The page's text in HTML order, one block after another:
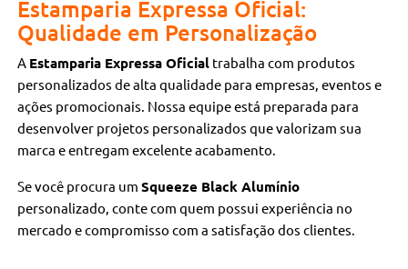
Estamparia Expressa Oficial:
Qualidade em Personalização
A Estamparia Expressa Oficial trabalha com produtos
personalizados de alta qualidade para empresas, eventos e
ações promocionais. Nossa equipe está preparada para
desenvolver projetos personalizados que valorizam sua
marca e entregam excelente acabamento.
Se você procura umSqueeze Black Alumínio
personalizado, conte com quem possui experiência no
mercado e compromisso com a satisfação dos clientes.